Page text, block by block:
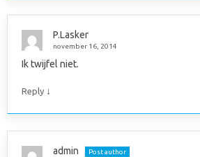
P.Lasker
november 16, 2014
Ik twijfel niet.
Reply ↓
admin
Post author